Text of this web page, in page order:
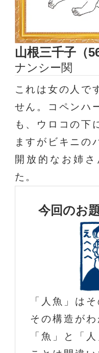
山根三千子（
ナンシー関
これは女の人で
せん。コペンハ
も、ウロコの下
ますがビキニの
開放的なお姉
た。
今回のお
「人魚」は
その構造が
「魚」と「